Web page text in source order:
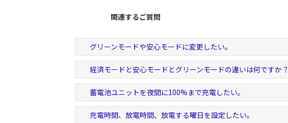
関連するご質問
グリーンモードや安心モードに変更したい。
経済モードと安心モードとグリーンモードの違いは何ですか？
蓄電池ユニットを夜間に100%まで充電したい。
充電時間、放電時間、放電する曜日を設定したい。